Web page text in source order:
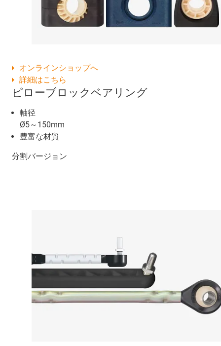
オンラインショップへ
詳細はこちら
ピローブロックベアリング
軸径
Ø5～150mm
豊富な材質
分割バージョン